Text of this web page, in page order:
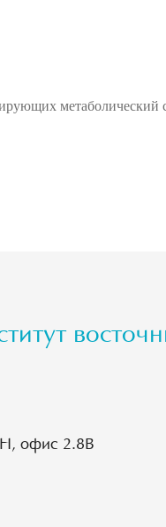
офис 2.8В